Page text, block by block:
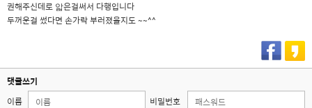
권해주신데로 앏은걸써서 다행입니다
두꺼운걸 썼다면 손가락 부러졌을지도 ~~^^
댓글쓰기
이름
비밀번호